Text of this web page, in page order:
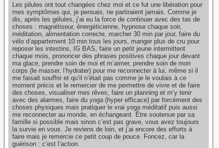
Les pilules ont tout changées chez moi et ce fut une libération pour
mes symptômes qui, je pensais, ne partiraient jamais. Comme je
dis, après les gélules, j’ai eu la force de continuer avec des tas de
choses : magnétiseur, énergéticienne, hypnose chaque soir,
méditation, alimentation correcte, marcher 30 min par jour, faire du
vélo d’appartement 10 min tous les jours, manger plus de cru pour
reposer les intestins, IG BAS, faire un petit jeune intermittent
chaque mois, prononcer des phrases positives chaque jour devant
ma glace, prendre soin de moi et m’aimer, prendre soin de mon
corps (le masser, l’hydrater) pour me reconnecter à lui, même si il
me faisait souffrir et qu’il n’était pas comme je le voulais à ce
moment précis et le remercier de me permettre de vivre et de faire
des choses, visualiser mes rêves, faire un planning et m’y tenir
avec des alarmes, faire du yoga (hyper efficace) par forcément des
choses physiques mais pratiquer le vrai yoga méditatif puis aussi
me reconnecter au monde, en échangeant. Être soutenue par sa
famille si possible mais sinon c’est pas grave, vous avez toujours
la survie en vous. Je reviens de loin, et j’ai encore des efforts à
faire mais je remercie ce petit coup de pouce. Foncez, car la
guérison : c’est l’action.